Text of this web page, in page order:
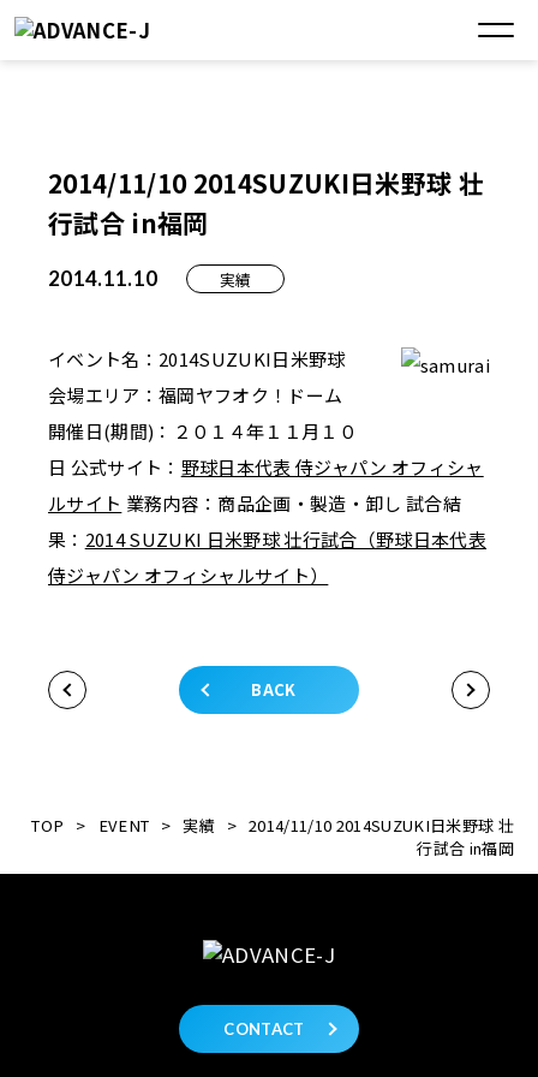
2014/11/10 2014SUZUKI日米野球 壮
行試合 in福岡
2014.11.10 実績
イベント名：2014SUZUKI日米野球
会場エリア：福岡ヤフオク！ドーム
開催日(期間)：２０１４年１１月１０
日 公式サイト： 野球日本代表 侍ジャパン オフィシャ
ルサイト 業務内容：商品企画・製造・卸し 試合結
果： 2014 SUZUKI 日米野球 壮行試合（野球日本代表
侍ジャパン オフィシャルサイト）
BACK
TOP > EVENT > 実績 > 2014/11/10 2014SUZUKI日米野球 壮
行試合 in福岡
CONTACT